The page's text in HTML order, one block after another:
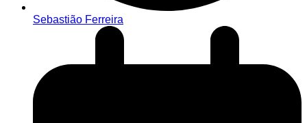
Sebastião Ferreira